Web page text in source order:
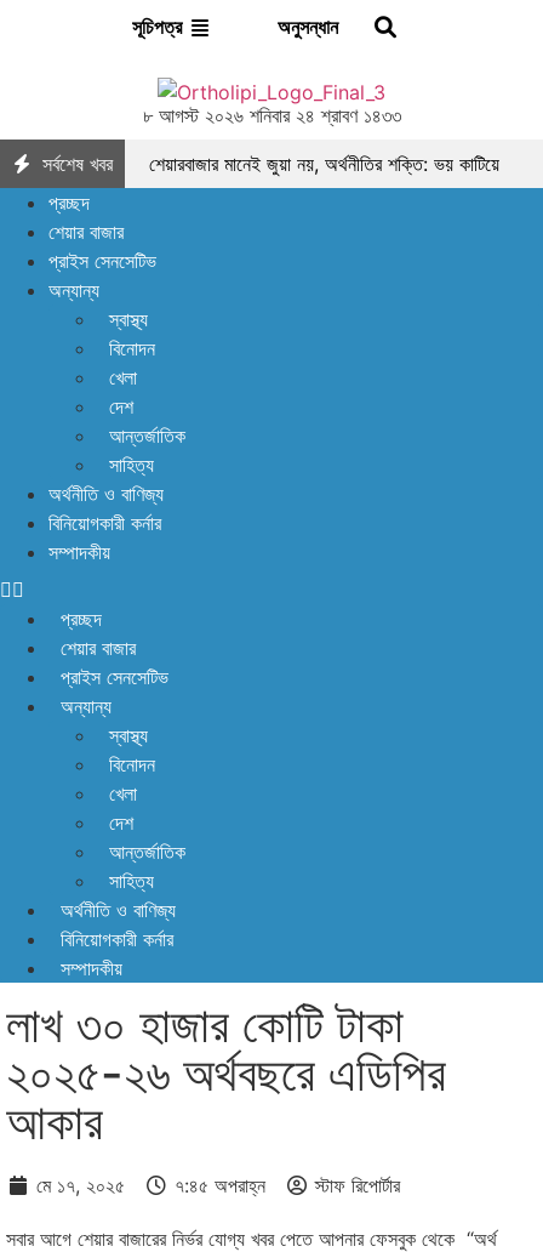
সূচিপত্র অনুসন্ধান
৮ আগস্ট ২০২৬ শনিবার ২৪ শ্রাবণ ১৪৩৩
সর্বশেষ খবর
শেয়ারবাজার মানেই জুয়া নয়, অর্থনীতির শক্তি: ভয় কাটিয়ে
আলোচনায় ফাইনফুডস; আয়, নগদ প্রবাহ ও সম্পদে ধারাবাহিক
প্রবৃদ্ধি
বিক্রির ঝড়, বাজার কি নতুন মোড়ের সামনে?
শেয়ারের জোরে বাজারে প্রাণ ফিরছে, বাড়ছে লেনদেন, বাজারের
পরবর্তী গন্তব্য কোথায়?
ছাড়ালেও সূচকে মন্দা: নিস্প্রাণ শেয়ারবাজার, নেপথ্যে কী?
প্রচ্ছদ
শেয়ার বাজার
প্রাইস সেনসেটিভ
অন্যান্য
স্বাস্থ্য
বিনোদন
খেলা
দেশ
আন্তর্জাতিক
সাহিত্য
অর্থনীতি ও বাণিজ্য
বিনিয়োগকারী কর্নার
সম্পাদকীয়
প্রচ্ছদ
শেয়ার বাজার
প্রাইস সেনসেটিভ
অন্যান্য
স্বাস্থ্য
বিনোদন
খেলা
দেশ
আন্তর্জাতিক
সাহিত্য
অর্থনীতি ও বাণিজ্য
বিনিয়োগকারী কর্নার
সম্পাদকীয়
লাখ ৩০ হাজার কোটি টাকা
২০২৫-২৬ অর্থবছরে এডিপির
আকার
মে ১৭, ২০২৫ ৭:৪৫ অপরাহ্ন স্টাফ রিপোর্টার
সবার আগে শেয়ার বাজারের নির্ভর যোগ্য খবর পেতে আপনার ফেসবুক থেকে “অর্থ